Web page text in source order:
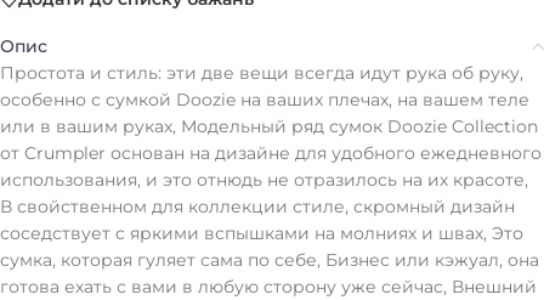
Опис
Простота и стиль: эти две вещи всегда идут рука об руку,
особенно с сумкой Doozie на ваших плечах, на вашем теле
или в вашим руках, Модельный ряд сумок Doozie Collection
от Crumpler основан на дизайне для удобного ежедневного
использования, и это отнюдь не отразилось на их красоте,
В свойственном для коллекции стиле, скромный дизайн
соседствует с яркими вспышками на молниях и швах, Это
сумка, которая гуляет сама по себе, Бизнес или кэжуал, она
готова ехать с вами в любую сторону уже сейчас, Внешний